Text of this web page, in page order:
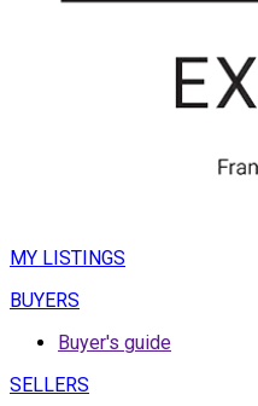
MY LISTINGS
BUYERS
Buyer's guide
SELLERS